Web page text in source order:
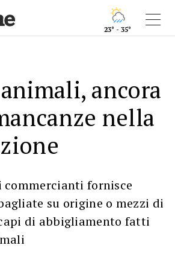
23° - 35°
ancora
nella
commercianti fornisce
su origine o mezzi di
di abbigliamento fatti